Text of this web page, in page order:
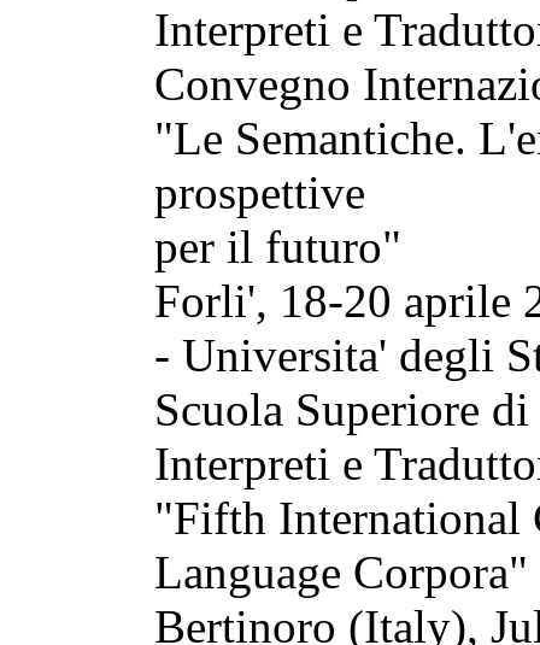
Interpreti e
Convegno
"Le Semantiche.
prospettive
per il futuro"
Forli', 18-20 aprile
- Universita' degli
Scuola Superiore
Interpreti e
"Fifth International
Language Corpora"
Bertinoro (Italy),